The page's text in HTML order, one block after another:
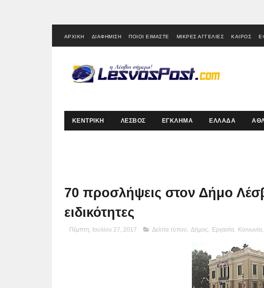
ΑΡΧΙΚΗ ΔΙΑΦΗΜΙΣΗ ΠΟΙΟΙ ΕΙΜΑΣΤΕ ΜΙΚΡΕΣ ΑΓΓΕΛΙΕΣ ΚΑΙΡΟΣ
ΚΕΝΤΡΙΚΗ ΛΕΣΒΟΣ ΕΓΚΛΗΜΑ ΕΛΛΑΔΑ
70 προσλήψεις στον Δήμο
ειδικότητες
Πέμπτη, Ιουλίου 27, 2017 Δελτία τύπου, Δήμος, Εργασία, Κοινωνία,